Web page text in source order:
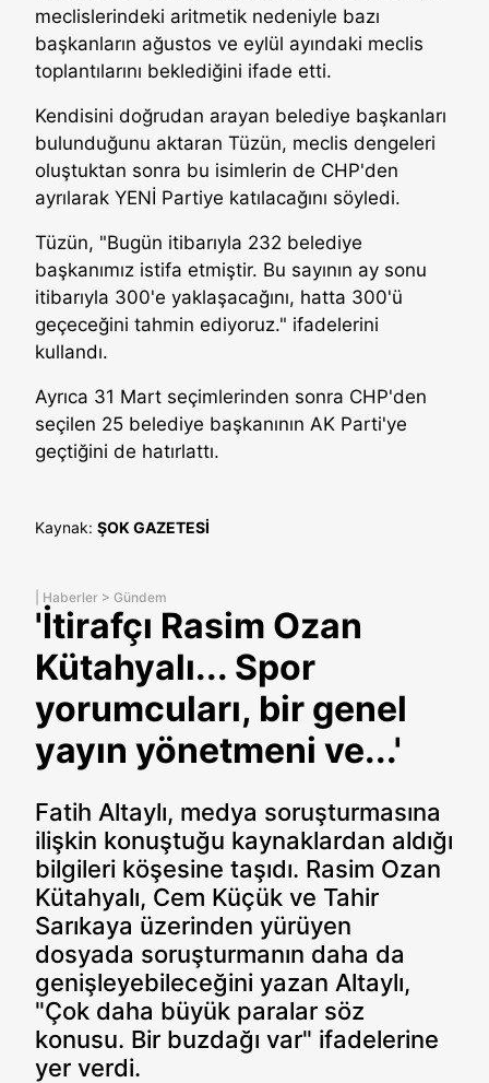
meclislerindeki aritmetik nedeniyle bazı
başkanların ağustos ve eylül ayındaki meclis
toplantılarını beklediğini ifade etti.
Kendisini doğrudan arayan belediye başkanları
bulunduğunu aktaran Tüzün, meclis dengeleri
oluştuktan sonra bu isimlerin de CHP'den
ayrılarak YENİ Partiye katılacağını söyledi.
Tüzün, "Bugün itibarıyla 232 belediye
başkanımız istifa etmiştir. Bu sayının ay sonu
itibarıyla 300'e yaklaşacağını, hatta 300'ü
geçeceğini tahmin ediyoruz." ifadelerini
kullandı.
Ayrıca 31 Mart seçimlerinden sonra CHP'den
seçilen 25 belediye başkanının AK Parti'ye
geçtiğini de hatırlattı.
Kaynak: ŞOK GAZETESİ
Haberler > Gündem
'İtirafçı Rasim Ozan
Kütahyalı... Spor
yorumcuları, bir genel
yayın yönetmeni ve...'
Fatih Altaylı, medya soruşturmasına
ilişkin konuştuğu kaynaklardan aldığı
bilgileri köşesine taşıdı. Rasim Ozan
Kütahyalı, Cem Küçük ve Tahir
Sarıkaya üzerinden yürüyen
dosyada soruşturmanın daha da
genişleyebileceğini yazan Altaylı,
"Çok daha büyük paralar söz
konusu. Bir buzdağı var" ifadelerine
yer verdi.